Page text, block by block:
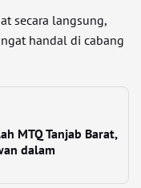
secara langsung,
handal di cabang
MTQ Tanjab Barat,
dalam